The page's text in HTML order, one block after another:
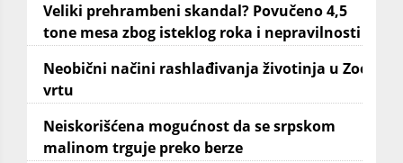
Veliki prehrambeni skandal? Povučeno 4,5
tone mesa zbog isteklog roka i nepravilnosti
Neobični načini rashlađivanja životinja u Zoo
vrtu
Neiskorišćena mogućnost da se srpskom
malinom trguje preko berze